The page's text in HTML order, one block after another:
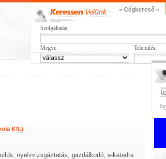
« Cégkereső »
Szolgáltatás:
Megye: Település:
Kft.)
nyelvvizsgáztatás, gazdálkodó, e-katedra